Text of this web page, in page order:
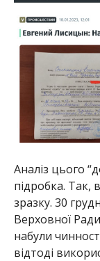
Аналіз цього
підробка. Так,
зразку. 30
Верховної
набули
відтоді